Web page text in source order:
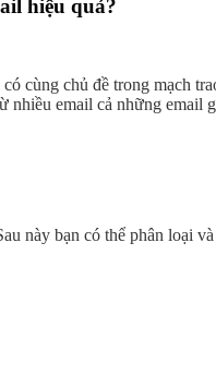
hiệu quả?
cùng chủ đề trong mạch
nhiều email cả những
này bạn có thể phân loại